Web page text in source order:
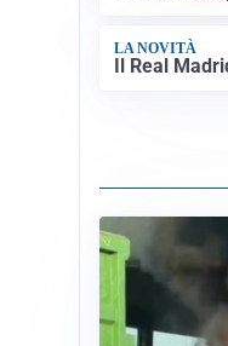
LA NOVITÀ
Il Real